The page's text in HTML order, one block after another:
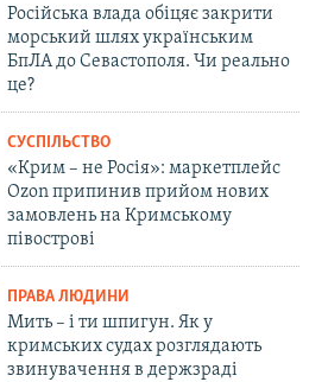
Російська влада обіцяє закрити
морський шлях українським
БпЛА до Севастополя. Чи реально
це?
СУСПІЛЬСТВО
«Крим – не Росія»: маркетплейс
Ozon припинив прийом нових
замовлень на Кримському
півострові
ПРАВА ЛЮДИНИ
Мить – і ти шпигун. Як у
кримських судах розглядають
звинувачення в держзраді